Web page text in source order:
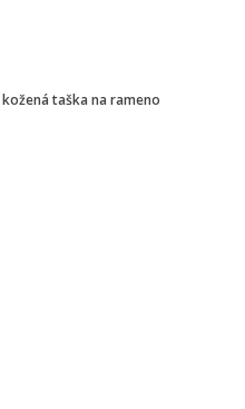
kožená taška na rameno